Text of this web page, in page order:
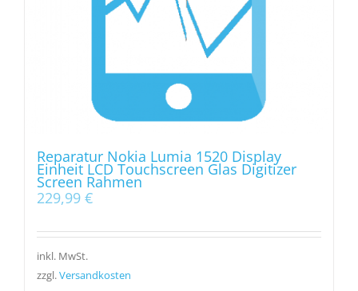
Reparatur Nokia Lumia 1520 Display
Einheit LCD Touchscreen Glas Digitizer
Screen Rahmen
229,99 €
inkl. MwSt.
zzgl.Versandkosten